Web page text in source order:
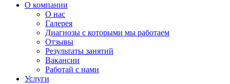
О компании
О нас
Галерея
Диагнозы с которыми мы работаем
Отзывы
Результаты занятий
Вакансии
Работай с нами
Услуги